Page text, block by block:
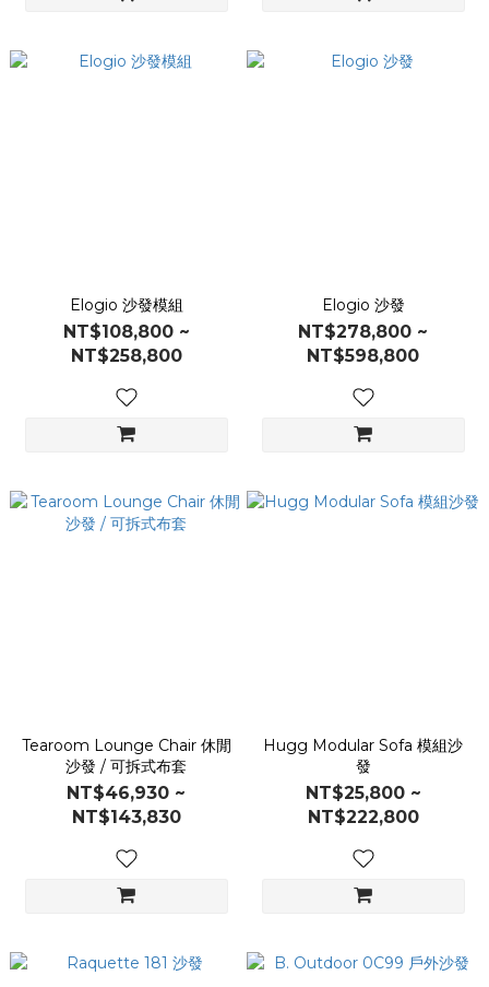
Elogio 沙發模組
NT$108,800 ~
NT$258,800
Elogio 沙發
NT$278,800 ~
NT$598,800
Tearoom Lounge Chair 休閒
沙發 / 可拆式布套
NT$46,930 ~
NT$143,830
Hugg Modular Sofa 模組沙
發
NT$25,800 ~
NT$222,800